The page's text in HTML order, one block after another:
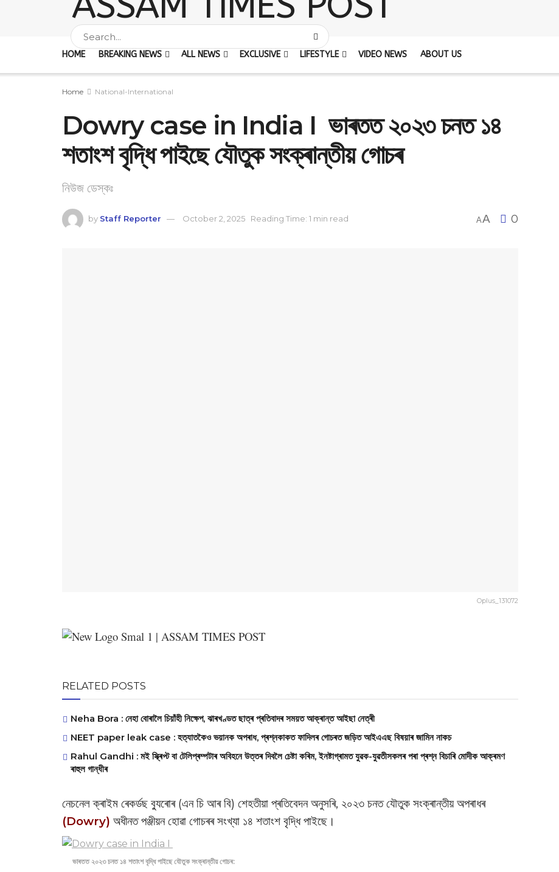
HOME BREAKING NEWS ALL NEWS EXCLUSIVE LIFESTYLE VIDEO NEWS ABOUT US
Home National-International
Dowry case in India I ভাৰতত ২০২৩ চনত ১৪
শতাংশ বৃদ্ধি পাইছে যৌতুক সংক্ৰান্তীয় গোচৰ
নিউজ ডেস্কঃ
by Staff Reporter October 2, 2025 Reading Time: 1 min read AA 0
Oplus_131072
RELATED POSTS
Neha Bora : নেহা বোৰালৈ চিয়াঁহী নিক্ষেপ, ঝাৰখণ্ডত ছাত্ৰ প্ৰতিবাদৰ সময়ত আক্ৰান্ত আইছা নেত্ৰী
NEET paper leak case : হত্যাতকৈও ভয়ানক অপৰাধ, প্ৰশ্নকাকত ফাদিলৰ গোচৰত জড়িত আইএএছ বিষয়াৰ জামিন নাকচ
Rahul Gandhi : মই স্ক্ৰিপ্ট বা টেলিপ্ৰম্পটাৰ অবিহনে উত্তৰ দিবলৈ চেষ্টা কৰিম, ইনষ্টাগ্ৰামত যুৱক-যুৱতীসকলৰ পৰা প্ৰশ্ন বিচাৰি মোদীক আক্ৰমণ
ৰাহুল গান্ধীৰ
নেচনেল ক্ৰাইম ৰেকৰ্ডছ ব্যুৰোৰ (এন চি আৰ বি) শেহতীয়া প্ৰতিবেদন অনুসৰি, ২০২৩ চনত যৌতুক সংক্ৰান্তীয় অপৰাধৰ
(Dowry) অধীনত পঞ্জীয়ন হোৱা গোচৰৰ সংখ্যা ১৪ শতাংশ বৃদ্ধি পাইছে।
ভাৰতত ২০২৩ চনত ১৪ শতাংশ বৃদ্ধি পাইছে যৌতুক সংক্ৰান্তীয় গোচৰ: